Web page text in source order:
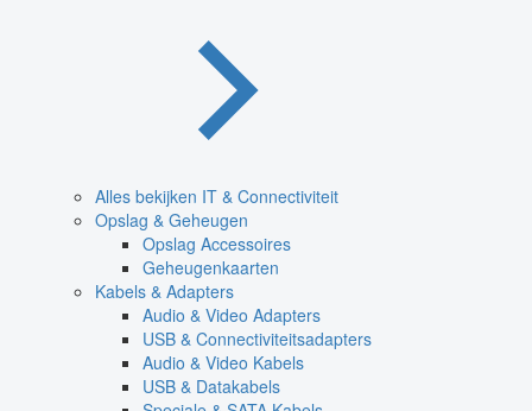
Alles bekijken IT & Connectiviteit
Opslag & Geheugen
Opslag Accessoires
Geheugenkaarten
Kabels & Adapters
Audio & Video Adapters
USB & Connectiviteitsadapters
Audio & Video Kabels
USB & Datakabels